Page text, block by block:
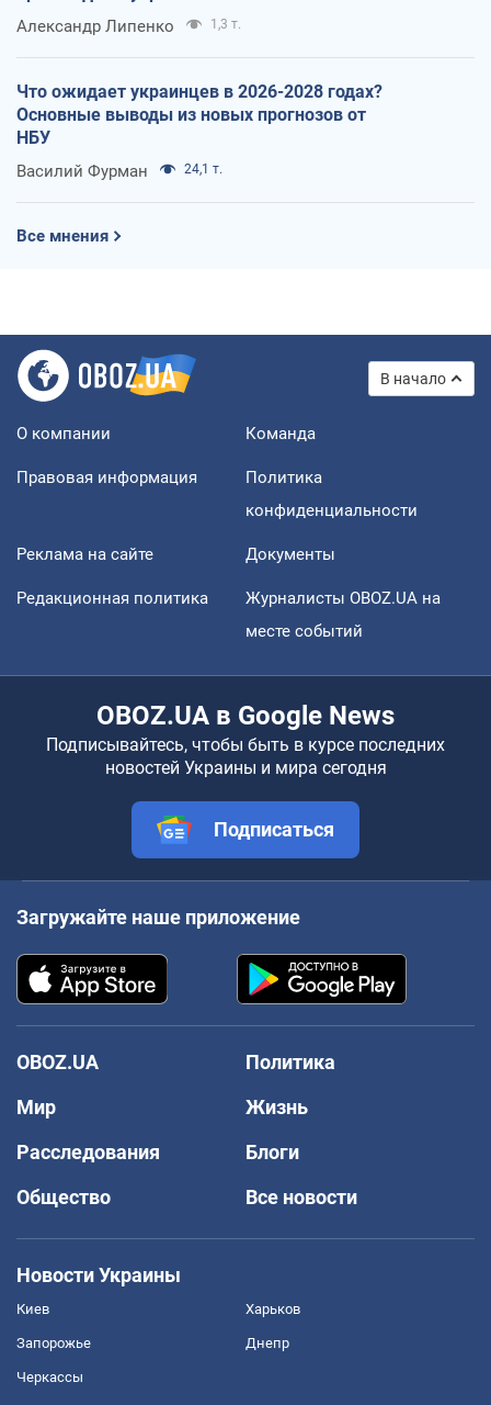
Александр Липенко 1,3 т.
Что ожидает украинцев в 2026-2028 годах?
Основные выводы из новых прогнозов от
НБУ
Василий Фурман 24,1 т.
Все мнения
В начало
О компании Команда
Правовая информация
Политика
конфиденциальности
Реклама на сайте Документы
Редакционная политика
Журналисты OBOZ.UA на
месте событий
OBOZ.UA в Google News
Подписывайтесь, чтобы быть в курсе последних
новостей Украины и мира сегодня
Подписаться
Загружайте наше приложение
OBOZ.UA
Политика
Мир
Жизнь
Расследования
Блоги
Общество
Все новости
Новости Украины
Киев Харьков
Запорожье Днепр
Черкассы